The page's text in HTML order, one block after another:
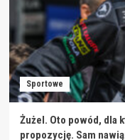
Sportowe
Żużel. Oto powód, dla
propozycję. Sam